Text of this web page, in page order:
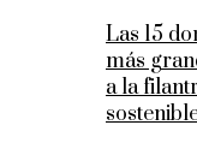
Las 15
más
a la